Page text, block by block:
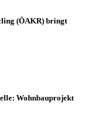
(ÖAKR) bringt
Wohnbauprojekt